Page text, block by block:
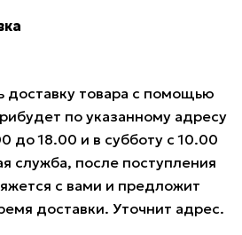
доставку товара с помощью
по указанному адресу
до 18.00 и в субботу с 10.00
служба, после поступления
с вами и предложит
доставки. Уточнит адрес.